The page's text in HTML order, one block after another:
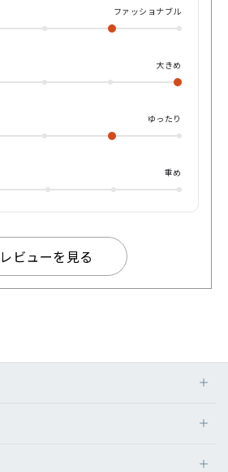
ファッショナブル
大きめ
ゆったり
重め
レビューを見る